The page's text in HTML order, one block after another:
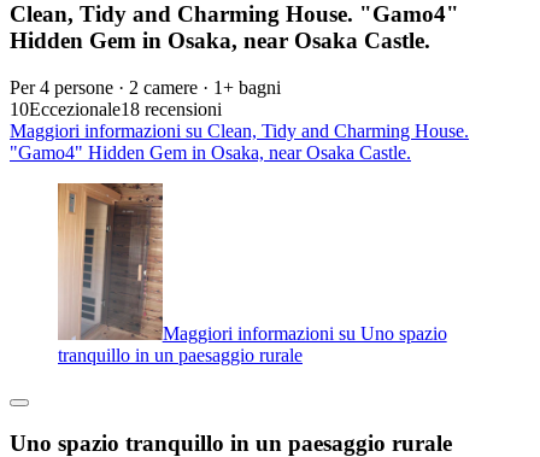
Clean, Tidy and Charming House. "Gamo4"
Hidden Gem in Osaka, near Osaka Castle.
Per 4 persone · 2 camere · 1+ bagni
10Eccezionale18 recensioni
Maggiori informazioni su Clean, Tidy and Charming House.
"Gamo4" Hidden Gem in Osaka, near Osaka Castle.
Maggiori informazioni su Uno spazio
tranquillo in un paesaggio rurale
Uno spazio tranquillo in un paesaggio rurale